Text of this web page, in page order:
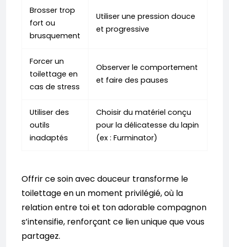
Brosser trop
fort ou
brusquement
Utiliser une pression douce
et progressive
Forcer un
toilettage en
cas de stress
Observer le comportement
et faire des pauses
Utiliser des
outils
inadaptés
Choisir du matériel conçu
pour la délicatesse du lapin
(ex : Furminator)
Offrir ce soin avec douceur transforme le
toilettage en un moment privilégié, où la
relation entre toi et ton adorable compagnon
s’intensifie, renforçant ce lien unique que vous
partagez.